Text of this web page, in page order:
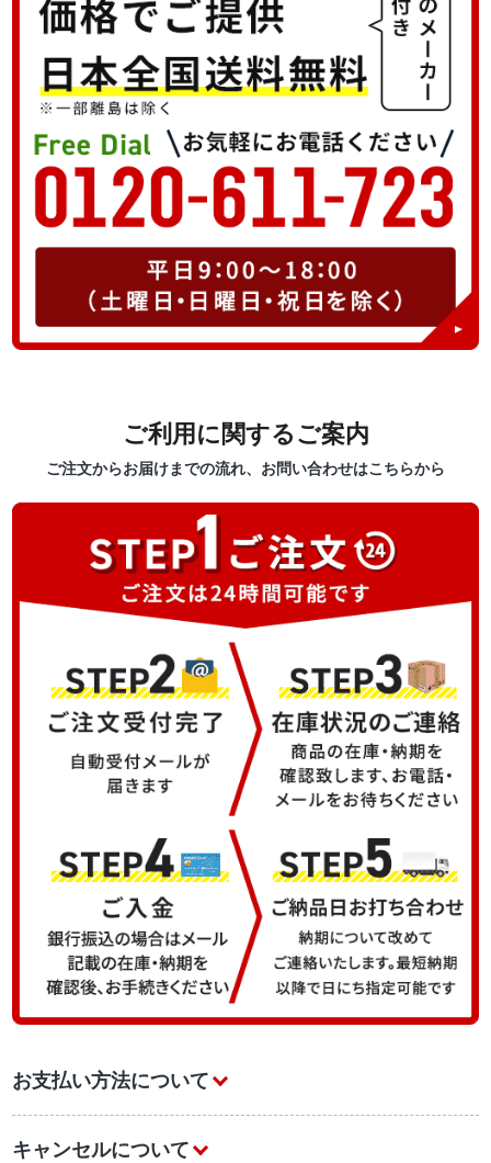
ご利用に関するご案内
ご注文からお届けまでの流れ、お問い合わせはこちらから
お支払い方法について
キャンセルについて